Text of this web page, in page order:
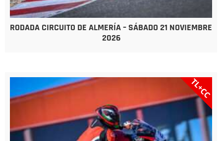
RODADA CIRCUITO DE ALMERÍA – SÁBADO 21 NOVIEMBRE
2026
TL+CC